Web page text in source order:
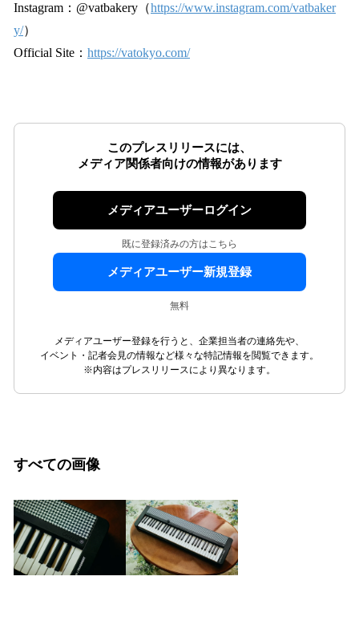
Instagram：@vatbakery（https://www.instagram.com/vatbaker
y/）
Official Site： https://vatokyo.com/
このプレスリリースには、
メディア関係者向けの情報があります
メディアユーザーログイン
既に登録済みの方はこちら
メディアユーザー新規登録
無料
メディアユーザー登録を行うと、企業担当者の連絡先や、
イベント・記者会見の情報など様々な特記情報を閲覧できます。
※内容はプレスリリースにより異なります。
すべての画像